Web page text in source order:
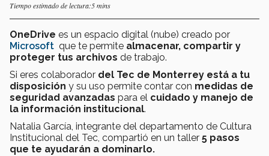
Tiempo estimado de lectura:5 mins
OneDrive es un espacio digital (nube) creado por
Microsoft que te permite almacenar, compartir y
proteger tus archivos de trabajo.
Si eres colaborador del Tec de Monterrey está a tu
disposición y su uso permite contar con medidas de
seguridad avanzadas para el cuidado y manejo de
la información institucional.
Natalia García, integrante del departamento de Cultura
Institucional del Tec, compartió en un taller 5 pasos
que te ayudarán a dominarlo.